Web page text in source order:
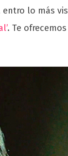
lo más
. Te